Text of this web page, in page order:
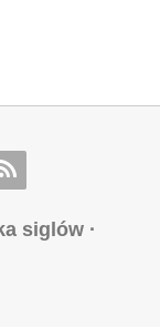
siglów·